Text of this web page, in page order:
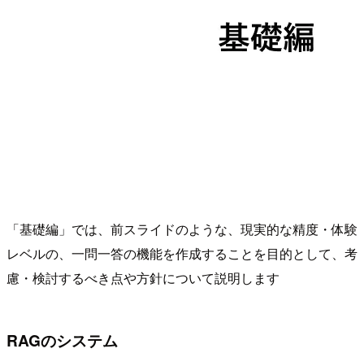
「基礎編」では、前スライドのような、現実的な精度・体験
レベルの、一問一答の機能を作成することを目的として、考
慮・検討するべき点や方針について説明します
RAGのシステム